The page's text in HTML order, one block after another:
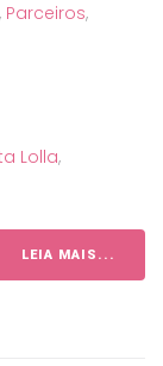
, Parceiros,
Lolla,
LEIA MAIS...